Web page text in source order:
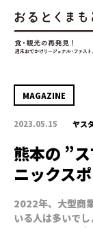
MAGAZINE
2023.05.15 ヤス
熊本の ”
ニックス
2022年、大型商
いる人は多いで